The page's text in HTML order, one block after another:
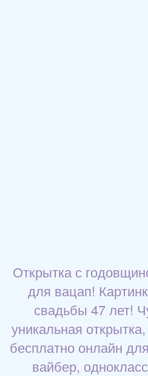
Открытка с
для вацап!
свадьбы 47 лет!
уникальная
бесплатно онлайн
вайбер,